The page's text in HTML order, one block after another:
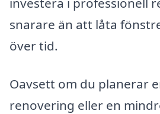
snarare än att låta
över tid.
Oavsett om du planerar
renovering eller en